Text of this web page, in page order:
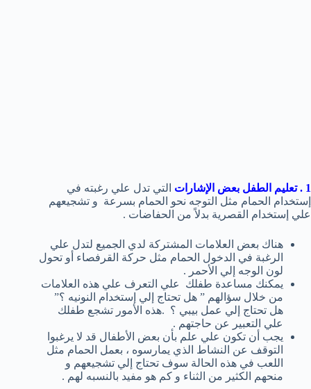
1 . تعليم الطفل بعض الإشارات
التي تدل علي رغبته في
إستخدام الحمام مثل التوجه نحو الحمام بسرعة و تشجيعهم
علي إستخدام القصرية بدلاً من الحفاضات .
هناك بعض العلامات المشتركة لدي الجميع لتدل علي
الرغبة في الدخول الحمام مثل حركة القرفصاء أو تحول
لون الوجه إلي الأحمر .
يمكنك مساعدة طفلك علي التعرف علي هذه العلامات
من خلال سؤالهم ” هل تحتاج إلي إستخدام النونيه ؟”
هل تحتاج إلي عمل بيبي ؟ .هذه الأمور تشجع طفلك
علي التعبير عن حاجتهم .
يجب أن تكون علي علم بأن بعض الأطفال قد لا يرغبوا
التوقف عن النشاط الذي يمارسوه ، بعمل الحمام مثل
اللعب في هذه الحالة سوف تحتاج إلي تشجيعهم و
منحهم الكثير من الثناء و كم هو مفيد بالنسبه لهم .